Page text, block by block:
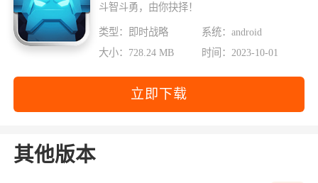
斗智斗勇，由你抉择！
类型：即时战略
系统：android
大小：728.24 MB
时间：2023-10-01
立即下载
其他版本